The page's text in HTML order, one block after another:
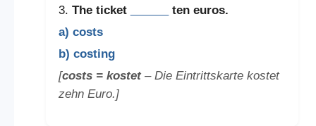
3. The ticket
ten euros.
a) costs
b) costing
[costs = kostet– Die Eintrittskarte kostet
zehn Euro.]